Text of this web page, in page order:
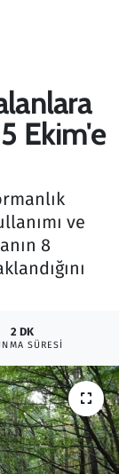
Ekim'e
ve
8
2 DK
SÜRESI